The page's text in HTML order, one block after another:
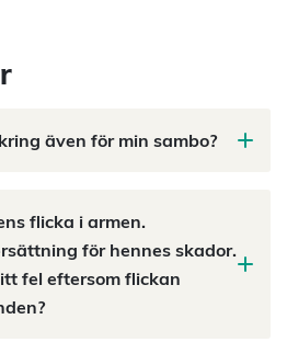
även för min sambo?
flicka i armen.
för hennes skador.
fel eftersom flickan